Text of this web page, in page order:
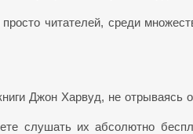
читателей, среди
Джон Харвуд, не отрываясь
слушать их абсолютно